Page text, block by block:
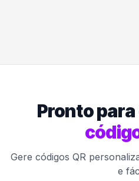
Pronto
Gere códigos QR
e